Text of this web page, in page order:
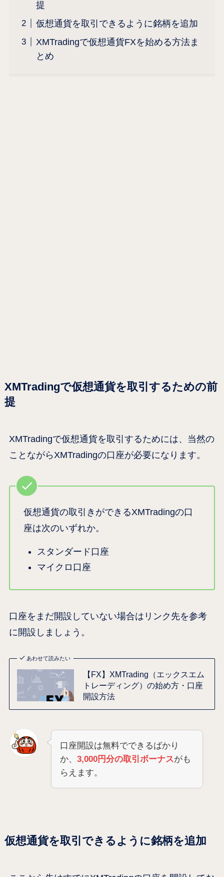
提
仮想通貨を取引できるように銘柄を追加
XMTradingで仮想通貨FXを始める方法ま
とめ
XMTradingで仮想通貨を取引するための前
提
XMTradingで仮想通貨を取引するためには、当然の
ことながらXMTradingの口座が必要になります。
仮想通貨の取引きができるXMTradingの口
座は次のいずれか。
スタンダード口座
マイクロ口座
口座をまだ開設していない場合はリンク先を参考
に開設しましょう。
あわせて読みたい
【FX】XMTrading（エックスエム
トレーディング）の始め方・口座
開設方法
口座開設は無料でできるばかり
か、 3,000円分の取引ボーナスがも
らえます。
仮想通貨を取引できるように銘柄を追加